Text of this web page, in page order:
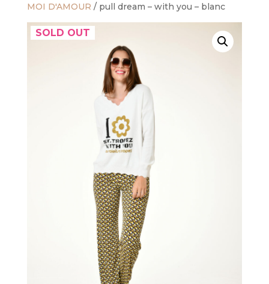
MOI D'AMOUR / pull dream – with you – blanc
SOLD OUT